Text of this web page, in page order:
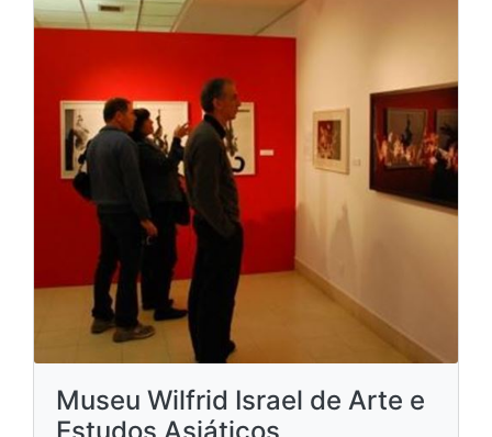
Museu Wilfrid Israel de Arte e
Estudos Asiáticos